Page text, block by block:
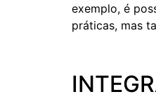
exemplo, é
práticas, mas